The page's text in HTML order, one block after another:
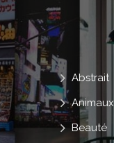
Feu D'artifice
Abstrait
Animaux
Beauté